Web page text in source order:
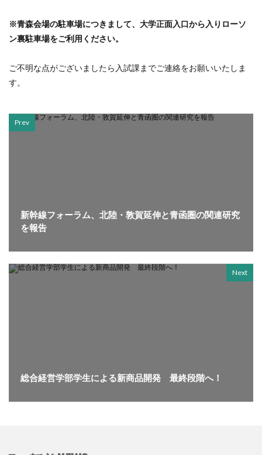
※青森会場の駐車場につきまして、大学正面入口から入りローソ
ン裏駐車場をご利用ください。
ご不明な点がございましたら入試課までご連絡をお願いいたしま
す。
Prev
新幹線フォーラム、北陸・敦賀延伸と青函圏の関連研究
を報告
Next
総合経営学部学生による新商品開発 最終段階へ！